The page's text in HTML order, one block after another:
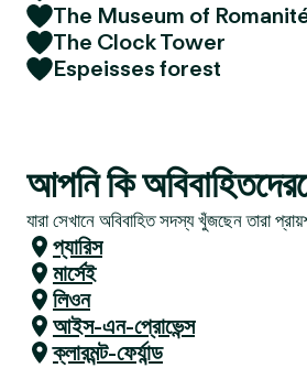
The Museum of
The Clock Tower
Espeisses forest
আপনি কি
যারা সেখানে অবিবাহিত সদস্য খুঁজছেন তারা
প্যারিস
মার্সেই
লিওন
আইস-এন-প্রোভেন্স
ক্লারমন্ট-ফের্যান্ড